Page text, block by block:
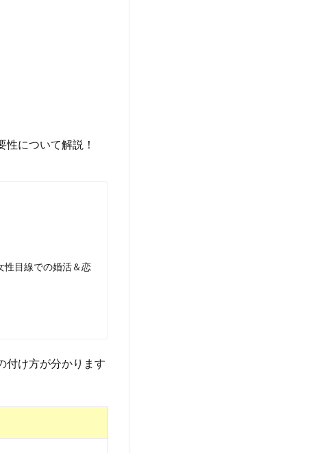
について解説！
性目線での婚活＆恋
付け方が分かります